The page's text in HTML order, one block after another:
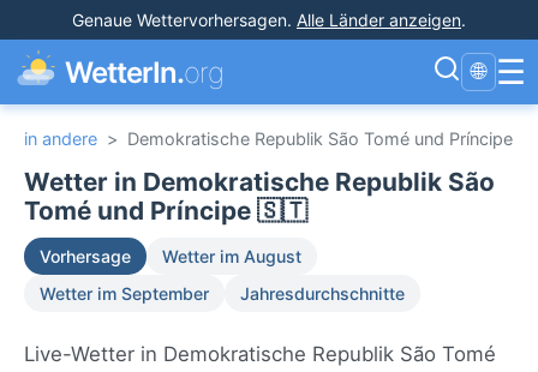
Genaue Wettervorhersagen. Alle Länder anzeigen.
WetterIn.org 🌐 ☰
in andere > Demokratische Republik São Tomé und Príncipe
Wetter in Demokratische Republik São
Tomé und Príncipe 🇸🇹
Vorhersage
Wetter im August
Wetter im September
Jahresdurchschnitte
Live-Wetter in Demokratische Republik São Tomé